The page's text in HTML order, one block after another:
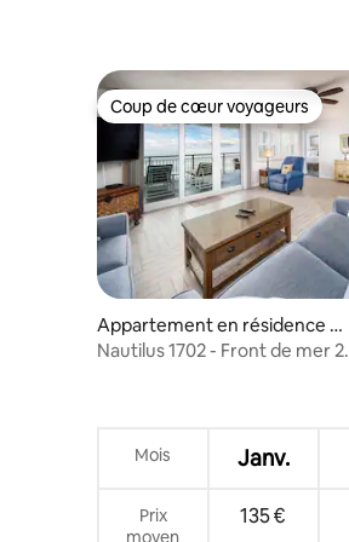
Coup de cœur voyageurs
Coup de cœur voyageurs
Appartement en résidence ⋅
Santa Rosa Island
Nautilus 1702 - Front de mer 2
Mois Janv.
Prix
moyen
135 €